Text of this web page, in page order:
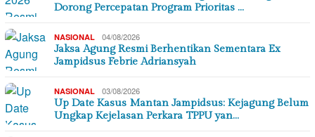
Dorong Percepatan Program Prioritas …
NASIONAL 04/08/2026
Jaksa Agung Resmi Berhentikan Sementara Ex
Jampidsus Febrie Adriansyah
NASIONAL 03/08/2026
Up Date Kasus Mantan Jampidsus: Kejagung Belum
Ungkap Kejelasan Perkara TPPU yan…